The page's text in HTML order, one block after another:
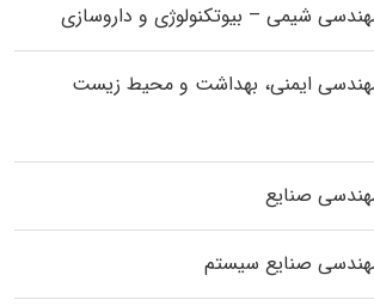
شیمی – بیوتکنولوژی و داروسازی
ایمنی، بهداشت و محیط زیست
صنایع
صنایع سیستم